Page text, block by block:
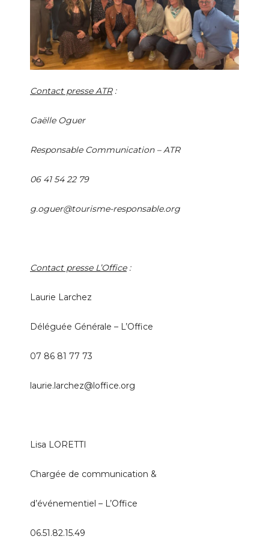
Contact presse ATR:
Gaëlle Oguer
Responsable Communication – ATR
06 41 54 22 79
g.oguer@tourisme-responsable.org
Contact presse L’Office:
Laurie Larchez
Déléguée Générale – L’Office
07 86 81 77 73
laurie.larchez@loffice.org
Lisa LORETTI
Chargée de communication &
d’événementiel – L’Office
06.51.82.15.49